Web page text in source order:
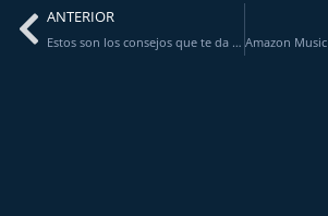
ANTERIOR
Estos son los consejos que te da Spotify para lanzar un álbum sino puedes hacer una gira